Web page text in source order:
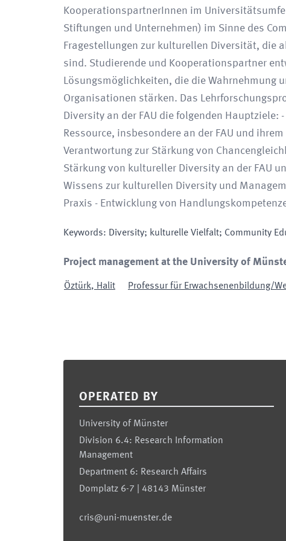
KooperationspartnerInnen im
Stiftungen und Unternehmen) im Sinne des
Fragestellungen zur kulturellen Diversität, die
sind. Studierende und Kooperationspartner
Lösungsmöglichkeiten, die die Wahrnehmung
Organisationen stärken. Das
Diversity an der FAU die folgenden
Ressource, insbesondere an der FAU und
Verantwortung zur Stärkung von
Stärkung von kultureller Diversity an der FAU
Wissens zur kulturellen Diversity und
Praxis - Entwicklung von
Keywords: Diversity; kulturelle Vielfalt; Community
Project management at the University of
Öztürk, Halit Professur für Erwachsenenbildung/
OPERATED BY
University of Münster
Division 6.4: Research Information
Management
Department 6: Research Affairs
Domplatz 6-7 | 48143 Münster
cris@uni-muenster.de